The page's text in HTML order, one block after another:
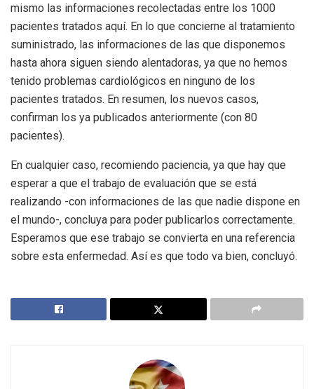
mismo las informaciones recolectadas entre los 1000
pacientes tratados aquí. En lo que concierne al tratamiento
suministrado, las informaciones de las que disponemos
hasta ahora siguen siendo alentadoras, ya que no hemos
tenido problemas cardiológicos en ninguno de los
pacientes tratados. En resumen, los nuevos casos,
confirman los ya publicados anteriormente (con 80
pacientes).
En cualquier caso, recomiendo paciencia, ya que hay que
esperar a que el trabajo de evaluación que se está
realizando -con informaciones de las que nadie dispone en
el mundo-, concluya para poder publicarlos correctamente.
Esperamos que ese trabajo se convierta en una referencia
sobre esta enfermedad. Así es que todo va bien, concluyó.